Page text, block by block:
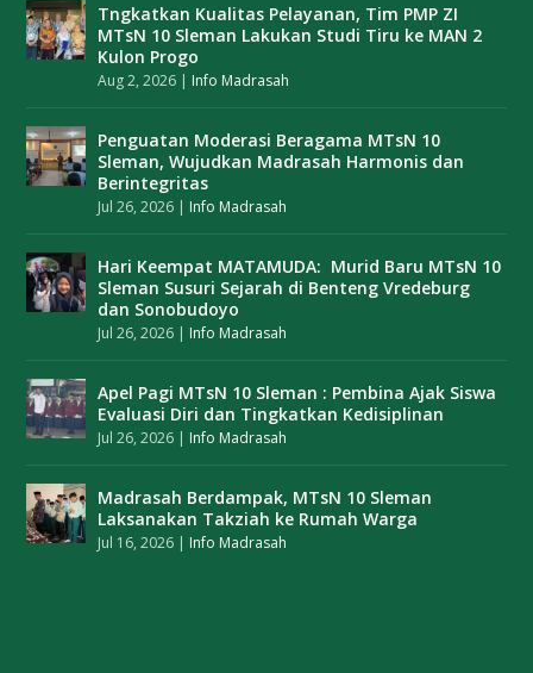
Tngkatkan Kualitas Pelayanan, Tim PMP ZI
MTsN 10 Sleman Lakukan Studi Tiru ke MAN 2
Kulon Progo
Aug 2, 2026 | Info Madrasah
Penguatan Moderasi Beragama MTsN 10
Sleman, Wujudkan Madrasah Harmonis dan
Berintegritas
Jul 26, 2026 | Info Madrasah
Hari Keempat MATAMUDA: Murid Baru MTsN 10
Sleman Susuri Sejarah di Benteng Vredeburg
dan Sonobudoyo
Jul 26, 2026 | Info Madrasah
Apel Pagi MTsN 10 Sleman : Pembina Ajak Siswa
Evaluasi Diri dan Tingkatkan Kedisiplinan
Jul 26, 2026 | Info Madrasah
Madrasah Berdampak, MTsN 10 Sleman
Laksanakan Takziah ke Rumah Warga
Jul 16, 2026 | Info Madrasah